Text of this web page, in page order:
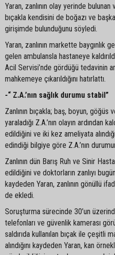
Yaran, zanlının olay yerinde
bıçakla kendisini de boğazı ve
girişimde bulunduğunu söyledi.
Yaran, zanlının markette baygınlık
gelen ambulansla hastaneye
Acil Servisi’nde gördüğü tedavinin
mahkemeye çıkarıldığını hatırlattı.
-“ Z.A.’nın sağlık durumu stabil”
Zanlının bıçakla; baş, boyun,
yaraladığı Z.A.’nın olayın ardından
edildiğini ve iki kez ameliyata
edindiği bilgiye göre Z.A.’nın
Zanlının dün Barış Ruh ve Sinir
edildiğini ve doktorların zanlıyı
kaydeden Yaran, zanlının gönüllü
de ekledi.
Soruşturma sürecinde 30’un
telefonları ve güvenlik kamerası
saldırıda kullanılan bıçak ile çeşitli
alındığını kaydeden Yaran, kan